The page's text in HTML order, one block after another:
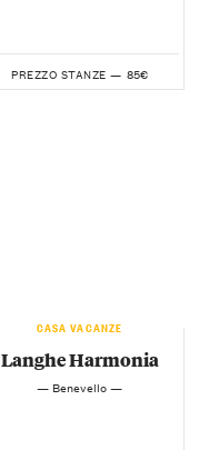
PREZZO STANZE — 85€
CASA VACANZE
Langhe Harmonia
— Benevello —